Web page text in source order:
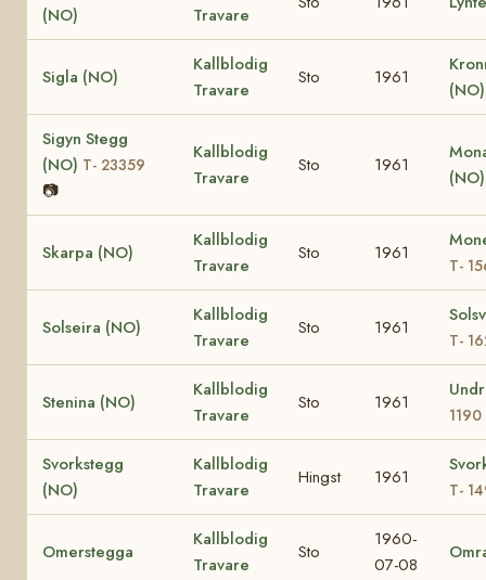
(NO)
Travare
Sigla (NO)
Kallblodig
Travare
Sto 1961
Sigyn Stegg
(NO) T- 23359
📷
Kallblodig
Travare
Sto 1961
Skarpa (NO)
Kallblodig
Travare
Sto 1961
T-
Solseira (NO)
Kallblodig
Travare
Sto 1961
T-
Stenina (NO)
Kallblodig
Travare
Sto 1961
1190
Svorkstegg
(NO)
Kallblodig
Travare
Hingst 1961
T-
Omerstegga
Kallblodig
Travare
Sto
1960-
07-08